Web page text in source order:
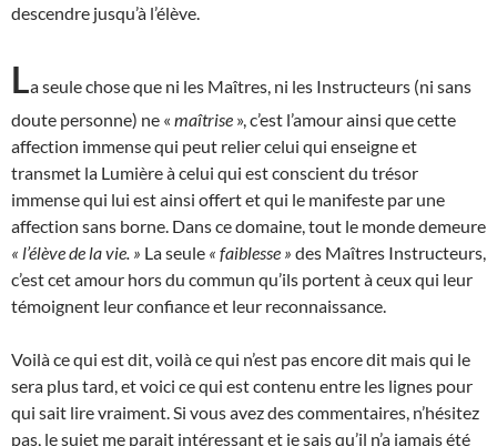
descendre jusqu’à l’élève.
La seule chose que ni les Maîtres, ni les Instructeurs (ni sans
doute personne) ne « maîtrise », c’est l’amour ainsi que cette
affection immense qui peut relier celui qui enseigne et
transmet la Lumière à celui qui est conscient du trésor
immense qui lui est ainsi offert et qui le manifeste par une
affection sans borne. Dans ce domaine, tout le monde demeure
« l’élève de la vie. » La seule « faiblesse » des Maîtres Instructeurs,
c’est cet amour hors du commun qu’ils portent à ceux qui leur
témoignent leur confiance et leur reconnaissance.
Voilà ce qui est dit, voilà ce qui n’est pas encore dit mais qui le
sera plus tard, et voici ce qui est contenu entre les lignes pour
qui sait lire vraiment. Si vous avez des commentaires, n’hésitez
pas, le sujet me parait intéressant et je sais qu’il n’a jamais été